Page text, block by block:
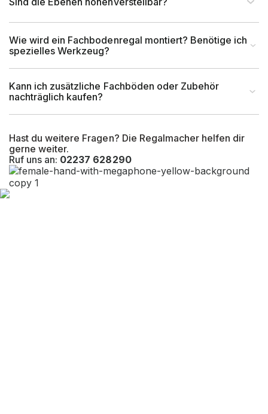
Hast du weitere Fragen? Die Regalmacher helfen dir
gerne weiter.
Ruf uns an: 02237 628290
Wie wird ein Fachbodenregal montiert? Benötige ich
spezielles Werkzeug?
Kann ich zusätzliche Fachböden oder Zubehör
nachträglich kaufen?